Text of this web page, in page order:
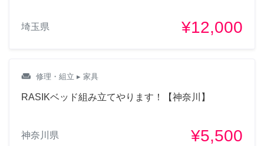
埼玉県 ¥12,000
weekend 修理・組立 ▸ 家具
RASIKベッド組み立てやります！【神奈川】
神奈川県 ¥5,500